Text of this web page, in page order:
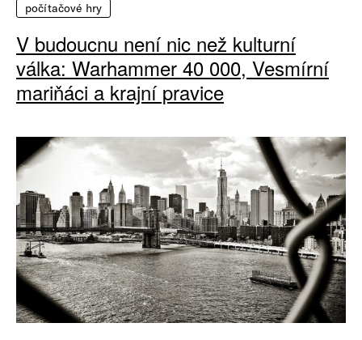
počítačové hry
V budoucnu není nic než kulturní
válka: Warhammer 40 000, Vesmírní
mariňáci a krajní pravice